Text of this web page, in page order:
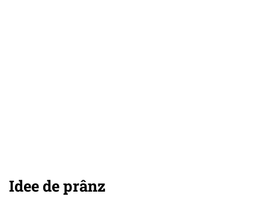
Idee de prânz